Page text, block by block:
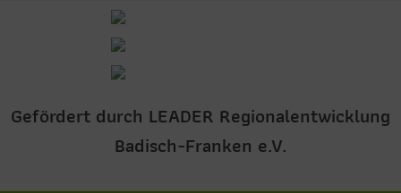
Gefördert durch LEADER Regionalentwicklung
Badisch-Franken e.V.